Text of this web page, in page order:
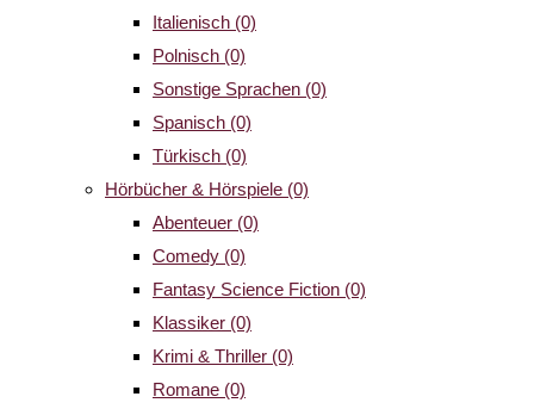
Italienisch (0)
Polnisch (0)
Sonstige Sprachen (0)
Spanisch (0)
Türkisch (0)
Hörbücher & Hörspiele (0)
Abenteuer (0)
Comedy (0)
Fantasy Science Fiction (0)
Klassiker (0)
Krimi & Thriller (0)
Romane (0)